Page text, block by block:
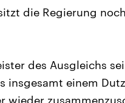
die Regierung
des Ausgleichs
insgesamt einem
wieder